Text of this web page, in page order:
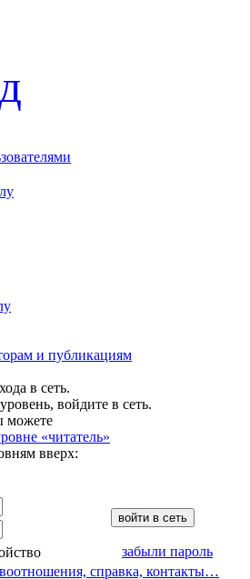
и публикациям
в сеть.
войдите в сеть.
можете
«читатель»
вверх:
забыли пароль
справка, контакты…